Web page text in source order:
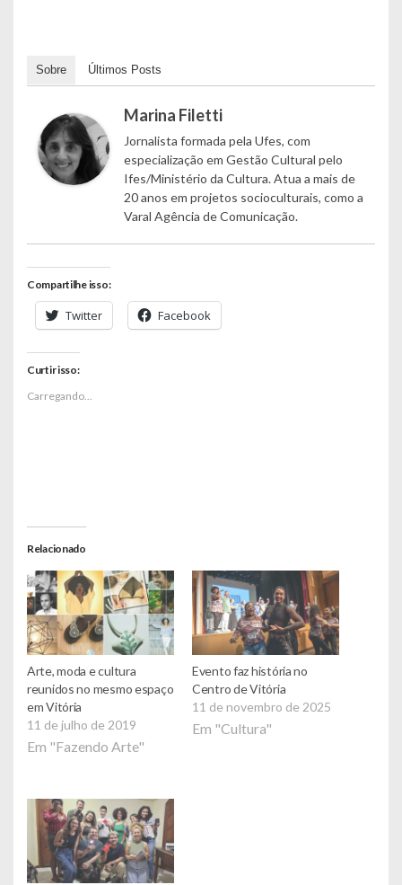
Sobre Últimos Posts
Marina Filetti
Jornalista formada pela Ufes, com
especialização em Gestão Cultural pelo
Ifes/Ministério da Cultura. Atua a mais de
20 anos em projetos socioculturais, como a
Varal Agência de Comunicação.
Compartilhe isso:
Twitter Facebook
Curtir isso:
Carregando...
Relacionado
Arte, moda e cultura
reunidos no mesmo espaço
em Vitória
11 de julho de 2019
Em "Fazendo Arte"
Evento faz história no
Centro de Vitória
11 de novembro de 2025
Em "Cultura"